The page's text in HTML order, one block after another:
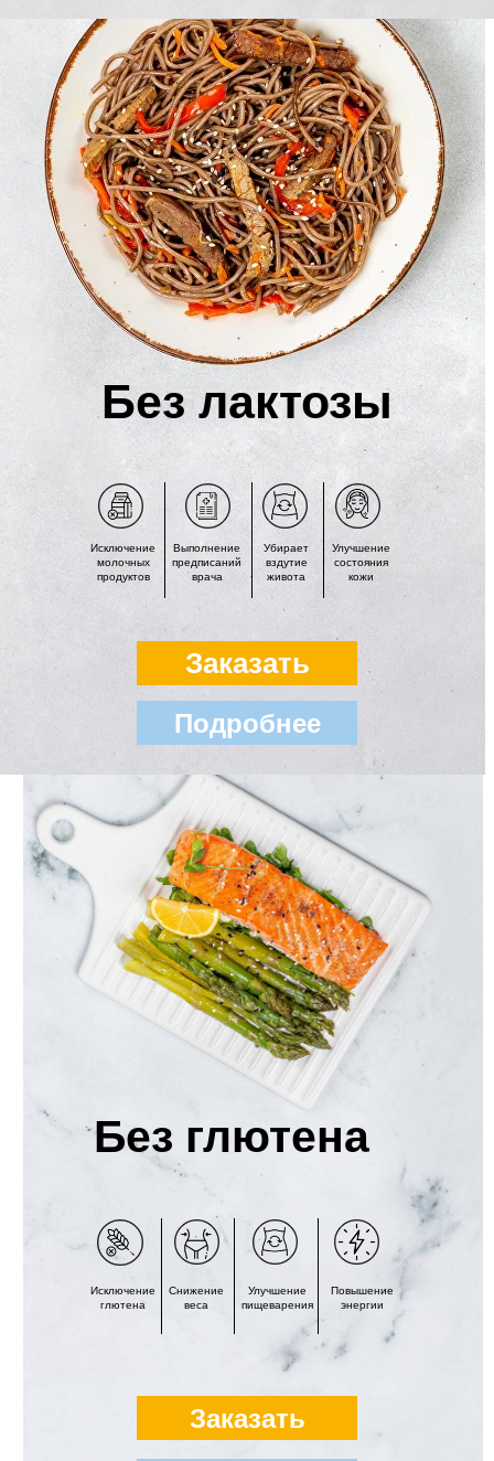
Без лактозы
Выполнение
предписаний
врача
Убирает
вздутие
живота
Улучшение
состояния
кожи
Исключение
молочных
продуктов
Заказать
Подробнее
Без глютена
Снижение
веса
Улучшение
пищеварения
Повышение
энергии
Исключение
глютена
Заказать